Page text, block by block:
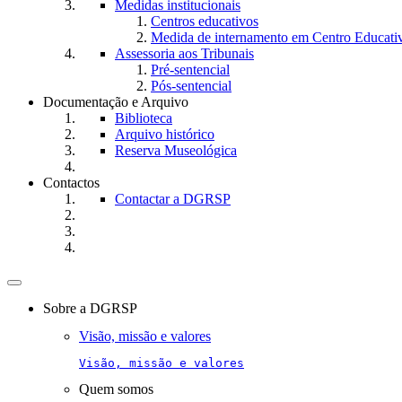
Medidas institucionais
Centros educativos
Medida de internamento em Centro
Assessoria aos Tribunais
Pré-sentencial
Pós-sentencial
Documentação e Arquivo
Biblioteca
Arquivo histórico
Reserva Museológica
Contactos
Contactar a DGRSP
Toggle
navigationSobre a DGRSP
Visão, missão e valores
Visão, missão e valores
Quem somos